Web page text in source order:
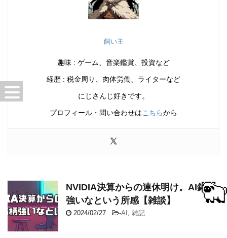
飼い主
趣味 : ゲーム、音楽鑑賞、投資など
経歴 : 税金周り、肉体労働、ライターなど
にじさんじ好きです。
プロフィール・問い合わせはこちらから
NVIDIA決算からの連休明け。AI銘柄
強いなという所感【雑談】
2024/02/27 -AI 雑記